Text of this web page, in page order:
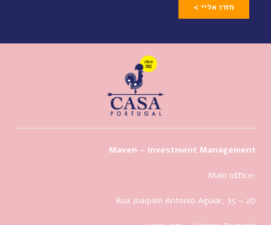
חזרו אליי >
Maven – Investment Management
Main office:
Rua Joaquim Antonio Aguiar, 35 – 2D